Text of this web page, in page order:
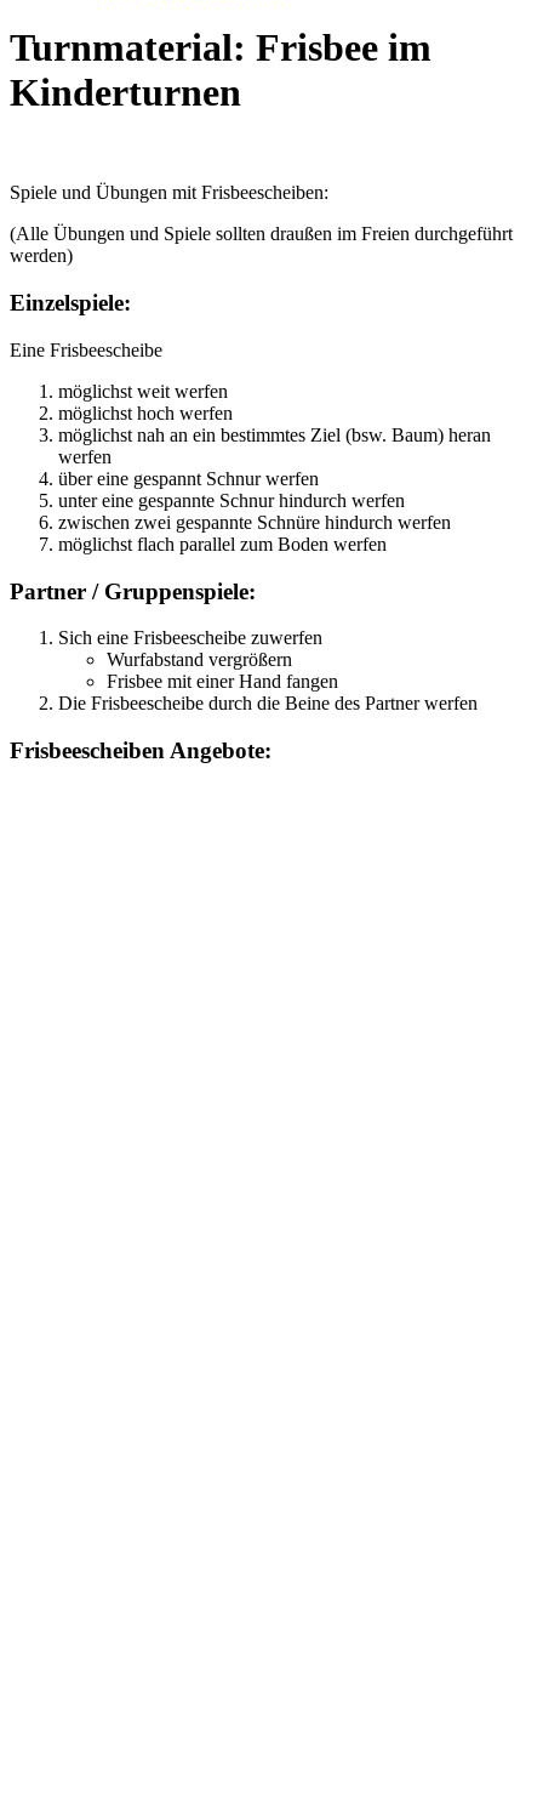
Turnmaterial: Frisbee im
Kinderturnen
Spiele und Übungen mit Frisbeescheiben:
(Alle Übungen und Spiele sollten draußen im Freien durchgeführt
werden)
Einzelspiele:
Eine Frisbeescheibe
möglichst weit werfen
möglichst hoch werfen
möglichst nah an ein bestimmtes Ziel (bsw. Baum) heran
werfen
über eine gespannt Schnur werfen
unter eine gespannte Schnur hindurch werfen
zwischen zwei gespannte Schnüre hindurch werfen
möglichst flach parallel zum Boden werfen
Partner / Gruppenspiele:
Sich eine Frisbeescheibe zuwerfen
Wurfabstand vergrößern
Frisbee mit einer Hand fangen
Die Frisbeescheibe durch die Beine des Partner werfen
Frisbeescheiben Angebote: